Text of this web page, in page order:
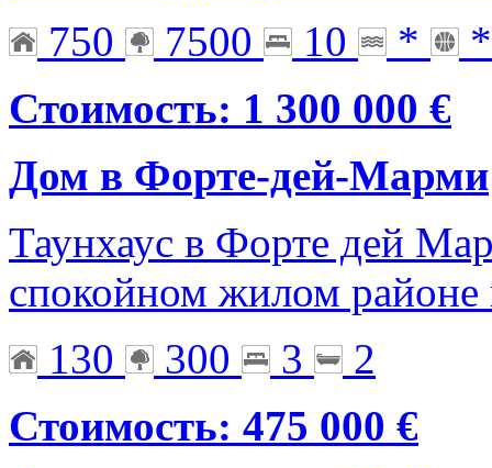
750
7500 10 *
*
Стоимость: 1 300 000 €
Дом в Форте-дей-Марми
Таунхаус в Форте дей
спокойном жилом районе
130
300 3
2
Стоимость: 475 000 €